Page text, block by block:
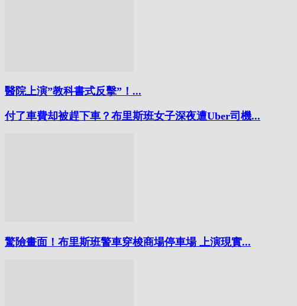
醫院上演”教科書式反擊”！...
付了車費却被趕下車？布里斯班女子深夜遭Uber司機...
驚險畫面！布里斯班警車穿梭商場停車場 上演現實...